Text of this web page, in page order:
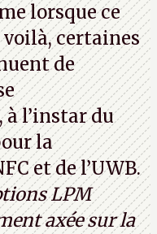
lorsque ce
certaines
de
l’instar du
la
et de l’UWB.
LPM
axée sur la